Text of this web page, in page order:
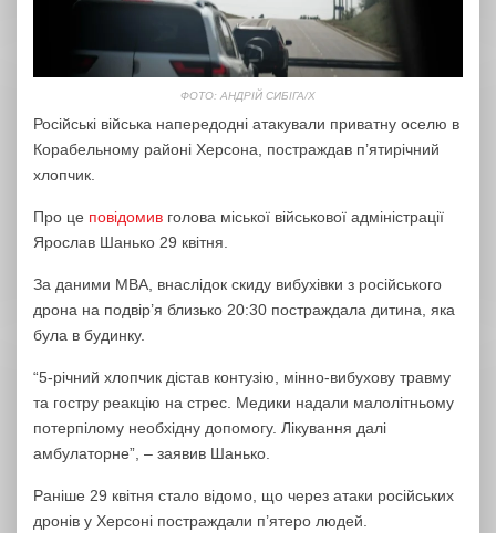
ФОТО: АНДРІЙ СИБІГА/Х
Російські війська напередодні атакували приватну оселю в
Корабельному районі Херсона, постраждав п’ятирічний
хлопчик.
Про це повідомив голова міської військової адміністрації
Ярослав Шанько 29 квітня.
За даними МВА, внаслідок скиду вибухівки з російського
дрона на подвір’я близько 20:30 постраждала дитина, яка
була в будинку.
“5-річний хлопчик дістав контузію, мінно-вибухову травму
та гостру реакцію на стрес. Медики надали малолітньому
потерпілому необхідну допомогу. Лікування далі
амбулаторне”, – заявив Шанько.
Раніше 29 квітня стало відомо, що через атаки російських
дронів у Херсоні постраждали п’ятеро людей.